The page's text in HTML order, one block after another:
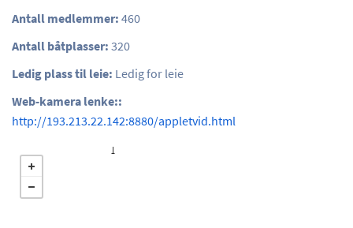
Antall medlemmer: 460
Antall båtplasser: 320
Ledig plass til leie: Ledig for leie
Web-kamera lenke::
http://193.213.22.142:8880/appletvid.html